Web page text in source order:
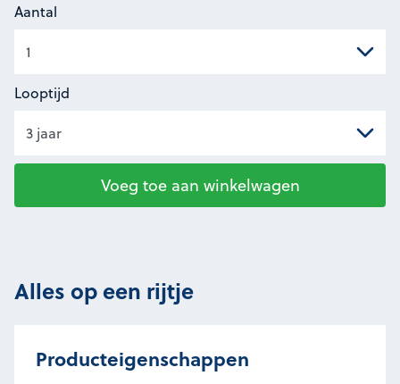
Aantal
Looptijd
Voeg toe aan winkelwagen
Alles op een rijtje
Producteigenschappen